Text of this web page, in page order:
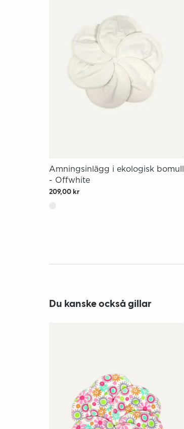
Amningsinlägg i ekologisk bomull
- Offwhite
209,00 kr
Du kanske också gillar